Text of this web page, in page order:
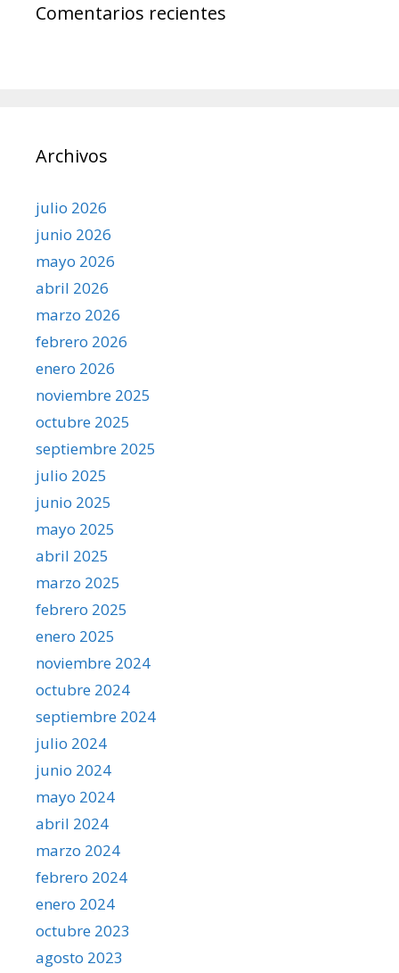
Comentarios recientes
Archivos
julio 2026
junio 2026
mayo 2026
abril 2026
marzo 2026
febrero 2026
enero 2026
noviembre 2025
octubre 2025
septiembre 2025
julio 2025
junio 2025
mayo 2025
abril 2025
marzo 2025
febrero 2025
enero 2025
noviembre 2024
octubre 2024
septiembre 2024
julio 2024
junio 2024
mayo 2024
abril 2024
marzo 2024
febrero 2024
enero 2024
octubre 2023
agosto 2023